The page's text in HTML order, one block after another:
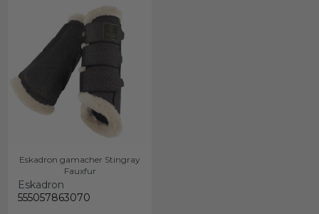
Eskadron gamacher Stingray
Fauxfur
Eskadron
555057863070